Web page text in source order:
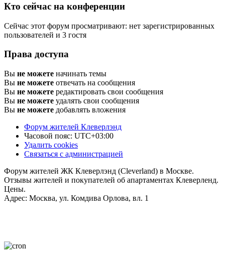
Кто сейчас на конференции
Сейчас этот форум просматривают: нет зарегистрированных
пользователей и 3 гостя
Права доступа
Вы не можете начинать темы
Вы не можете отвечать на сообщения
Вы не можете редактировать свои сообщения
Вы не можете удалять свои сообщения
Вы не можете добавлять вложения
Форум жителей Клеверлэнд
Часовой пояс: UTC+03:00
Удалить cookies
Связаться с администрацией
Форум жителей ЖК Клеверлэнд (Cleverland) в Москве.
Отзывы жителей и покупателей об апартаментах Клеверленд.
Цены.
Адрес: Москва, ул. Комдива Орлова, вл. 1